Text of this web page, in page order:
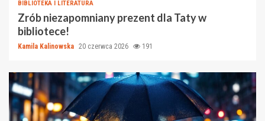
BIBLIOTEKA I LITERATURA
Zrób niezapomniany prezent dla Taty w
bibliotece!
Kamila Kalinowska 20 czerwca 2026 191